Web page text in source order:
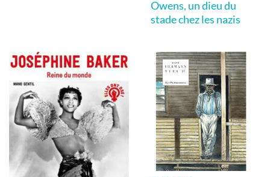
Owens, un dieu du
stade chez les nazis